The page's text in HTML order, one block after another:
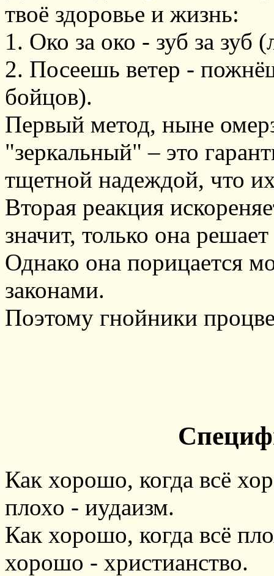
твоё здоровье и жизнь:
1. Око за око - зуб за зуб
2. Посеешь ветер -
бойцов).
Первый метод, ныне
"зеркальный" – это
тщетной надеждой, что
Вторая реакция
значит, только она
Однако она порицается
законами.
Поэтому гнойники
Как хорошо, когда всё
плохо - иудаизм.
Как хорошо, когда всё
хорошо - христианство.